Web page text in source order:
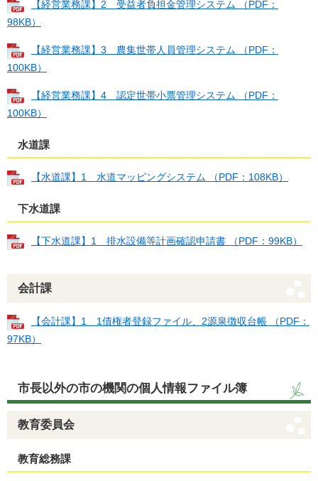
【経営業務課】2 受益者負担金管理システム （PDF：
98KB）
【経営業務課】3 農集世帯人員管理システム （PDF：
100KB）
【経営業務課】4 認定世帯小票管理システム （PDF：
100KB）
水道課
【水道課】1 水道マッピングシステム （PDF：108KB）
下水道課
【下水道課】1 排水設備等計画確認申請書 （PDF：99KB）
会計課
【会計課】1 1債権者登録ファイル、2源泉徴収台帳 （PDF：
97KB）
市長以外の市の機関の個人情報ファイル簿
教育委員会
教育総務課